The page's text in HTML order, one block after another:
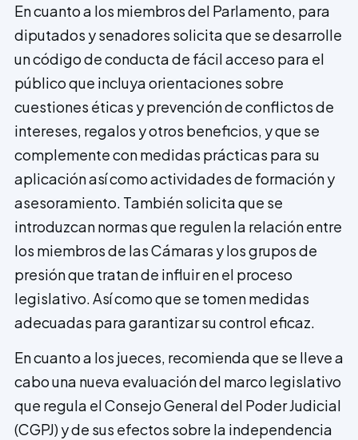
En cuanto a los miembros del Parlamento, para
diputados y senadores solicita que se desarrolle
un código de conducta de fácil acceso para el
público que incluya orientaciones sobre
cuestiones éticas y prevención de conflictos de
intereses, regalos y otros beneficios, y que se
complemente con medidas prácticas para su
aplicación así como actividades de formación y
asesoramiento. También solicita que se
introduzcan normas que regulen la relación entre
los miembros de las Cámaras y los grupos de
presión que tratan de influir en el proceso
legislativo. Así como que se tomen medidas
adecuadas para garantizar su control eficaz.
En cuanto a los jueces, recomienda que se lleve a
cabo una nueva evaluación del marco legislativo
que regula el Consejo General del Poder Judicial
(CGPJ) y de sus efectos sobre la independencia